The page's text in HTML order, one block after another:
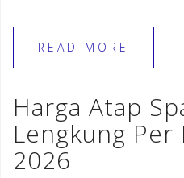
c
e
b
o
o
k
e
gr
a
m
te
e
st
READ MORE
Harga Atap
Lengkung Per
2026